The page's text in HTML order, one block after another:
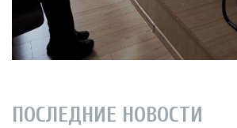
ПОСЛЕДНИЕ НОВОСТИ